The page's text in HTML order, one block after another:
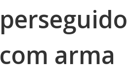
com arma